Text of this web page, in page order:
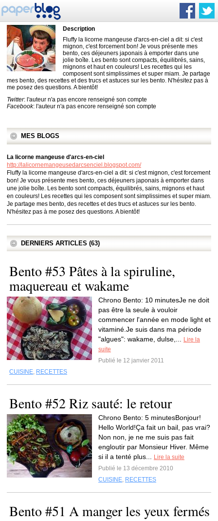
Description
Fluffy la licorne mangeuse d'arcs-en-ciel a dit: si c'est
mignon, c'est forcement bon! Je vous présente mes
bento, ces déjeuners japonais à emporter dans une
jolie boîte. Les bento sont compacts, équilibrés, sains,
mignons et haut en couleurs! Les recettes qui les
composent sont simplissimes et super miam. Je partage
mes bento, des recettes et des trucs et astuces sur les bento. N'hésitez pas à
me posez des questions. A bientôt!
Twitter: l'auteur n'a pas encore renseigné son compte
Facebook: l'auteur n'a pas encore renseigné son compte
MES BLOGS
La licorne mangeuse d'arcs-en-ciel
http://lalicornemangeusedarcsenciel.blogspot.com/
Fluffy la licorne mangeuse d'arcs-en-ciel a dit: si c'est mignon, c'est forcement
bon! Je vous présente mes bento, ces déjeuners japonais à emporter dans
une jolie boîte. Les bento sont compacts, équilibrés, sains, mignons et haut
en couleurs! Les recettes qui les composent sont simplissimes et super miam.
Je partage mes bento, des recettes et des trucs et astuces sur les bento.
N'hésitez pas à me posez des questions. A bientôt!
DERNIERS ARTICLES (63)
Bento #53 Pâtes à la spiruline,
maquereau et wakame
Chrono Bento: 10 minutesJe ne doit
pas être la seule à vouloir
commencer l'année en mode light et
vitaminé.Je suis dans ma période
"algues": wakame, dulse,...
Lire la
suite
Publié le 12 janvier 2011
CUISINE, RECETTES
Bento #52 Riz sauté: le retour
Chrono Bento: 5 minutesBonjour!
Hello World!Ça fait un bail, pas vrai?
Non non, je ne me suis pas fait
engloutir par Monsieur Hiver. Même
si il a tenté plus...
Lire la suite
Publié le 13 décembre 2010
CUISINE, RECETTES
Bento #51 A manger les yeux fermés